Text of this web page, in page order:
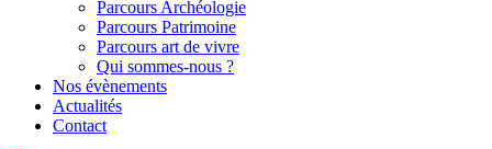
Parcours Archéologie
Parcours Patrimoine
Parcours art de vivre
Qui sommes-nous ?
Nos évènements
Actualités
Contact